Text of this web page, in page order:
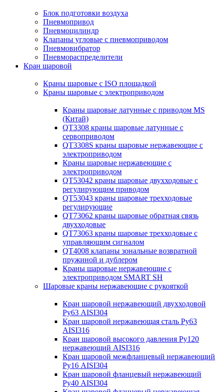
Блок подготовки воздуха
Пневмопривод
Пневмоцилиндр
Клапаны угловые с пневмоприводом
Пневмовибратор
Пневмораспределители
Кран шаровой
Краны шаровые с ISO площадкой
Краны шаровые с электроприводом
Краны шаровые латунные с приводом MS
(Китай)
QT3308 краны шаровые латунные с
сервоприводом
QT3308S краны шаровые нержавеющие с
электроприводом
Краны шаровые нержавеющие с
электроприводом
QT53042 краны шаровые двухходовые с
регулирующим приводом
QT53043 краны шаровые трехходовые
регулирующие
QT73062 краны шаровые обратная связь
двухходовые
QT73063 краны шаровые трехходовые с
управляющим сигналом
QT4008 клапаны зональные возвратной
пружиной и дублером
Краны шаровые нержавеющие с
электроприводом SMART SH
Шаровые краны нержавеющие с рукояткой
Кран шаровой нержавеющий двухходовой
Ру63 AISI304
Кран шаровой нержавеющая сталь Ру63
AISI316
Кран шаровой высокого давления Ру120
нержавеющий AISI316
Кран шаровой межфланцевый нержавеющий
Ру16 AISI304
Кран шаровой фланцевый нержавеющий
Ру40 AISI304